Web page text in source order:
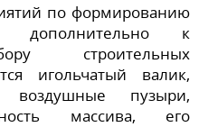
по формированию
дополнительно к
строительных
игольчатый валик,
воздушные пузыри,
массива, его